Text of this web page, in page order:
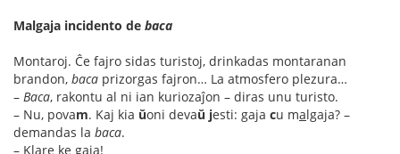
Malgaja incidento de baca
Montaroj. Ĉe fajro sidas turistoj, drinkadas montaranan
brandon, baca prizorgas fajron… La atmosfero plezura…
– Baca, rakontu al ni ian kuriozaĵon – diras unu turisto.
– Nu, povam. Kaj kia ŭoni devaŭ jesti: gaja cu malgaja? –
demandas la baca.
– Klare ke gaja!